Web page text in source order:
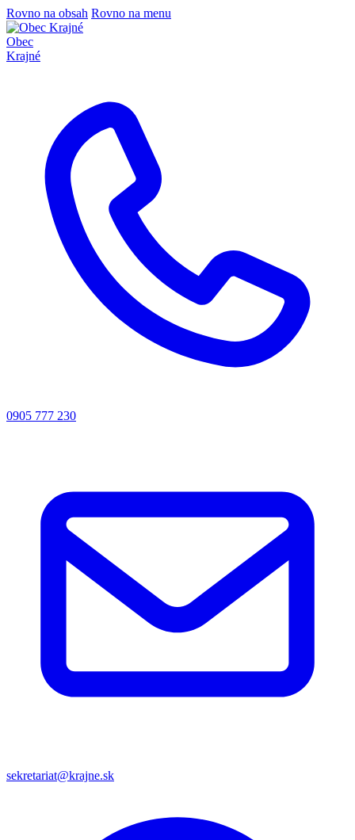
Rovno na obsah Rovno na menu
Obec
Krajné
0905 777 230
sekretariat@krajne.sk